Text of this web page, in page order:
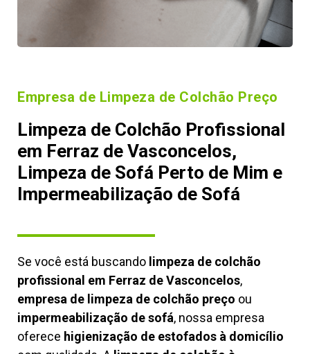
Empresa de Limpeza de Colchão Preço
Limpeza de Colchão Profissional
em Ferraz de Vasconcelos,
Limpeza de Sofá Perto de Mim e
Impermeabilização de Sofá
Se você está buscando limpeza de colchão
profissional em Ferraz de Vasconcelos,
empresa de limpeza de colchão preço ou
impermeabilização de sofá, nossa empresa
oferece higienização de estofados à domicílio